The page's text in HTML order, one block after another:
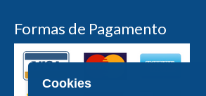
Formas de Pagamento
Cookies